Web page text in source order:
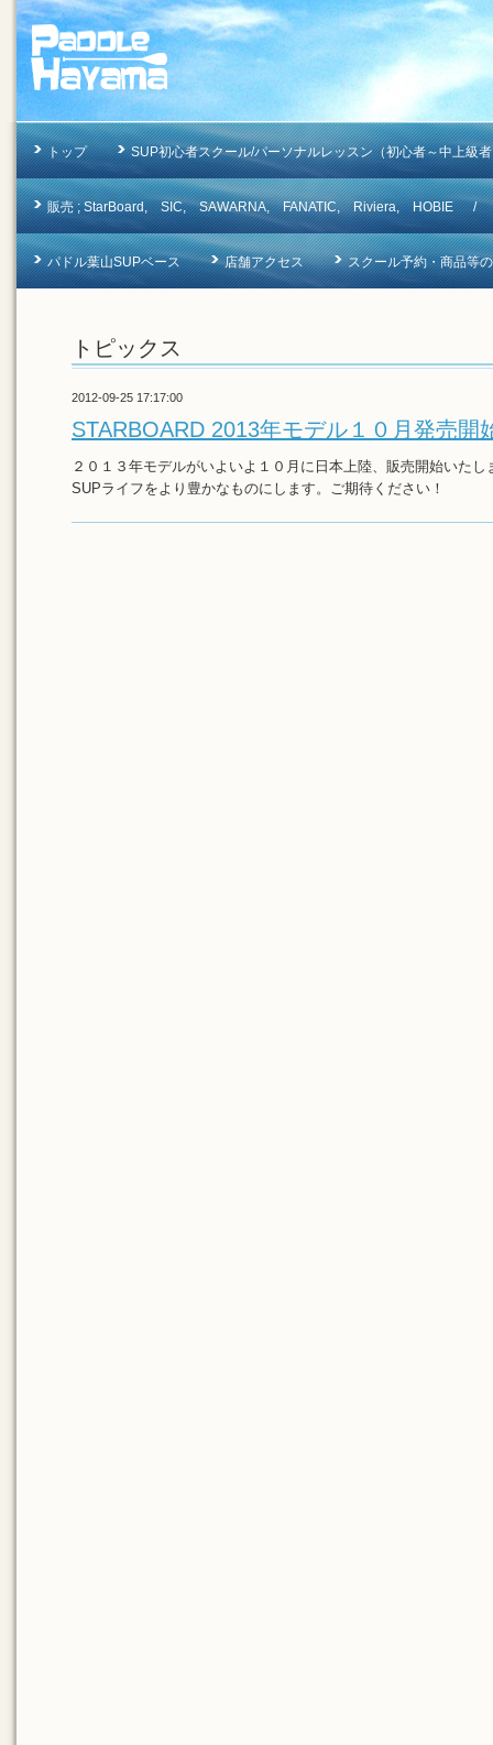
トップ SUP初心者スクール/パーソナルレッスン（初心者～中上級
販売 ; StarBoard, SIC, SAWARNA, FANATIC, Riviera, HOBIE /
パドル葉山SUPベース 店舗アクセス スクール予約・商品
トピックス
2012-09-25 17:17:00
STARBOARD 2013年モデル１０月発売開
２０１３年モデルがいよいよ１０月に日本上陸、販売開始いた
SUPライフをより豊かなものにします。ご期待ください！